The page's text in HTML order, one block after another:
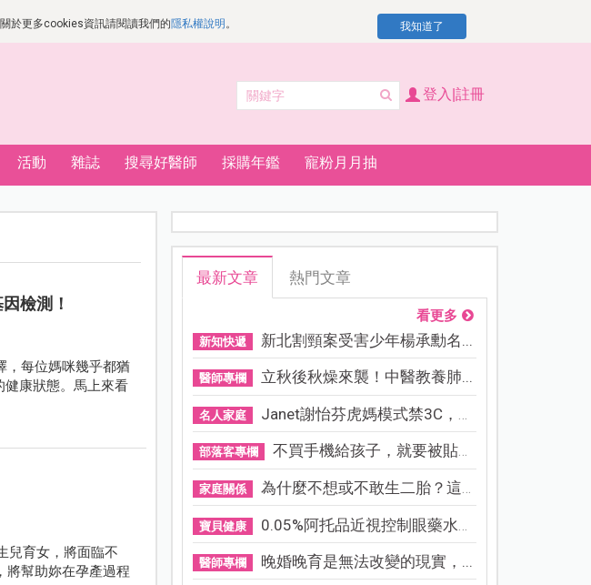
於更多cookies資訊請閱讀我們的隱私權說明 。 我知道了
登入|註冊
活動 雜誌 搜尋好醫師 採購年鑑 寵粉月月抽
檢測！
，每位媽咪幾乎都猶
康狀態。馬上來看
兒育女，將面臨不
將幫助妳在孕產過程
最新文章 熱門文章
看更多
新知快遞 新北割頸案受害少年楊承勳名...
醫師專欄 立秋後秋燥來襲！中醫教養肺...
名人家庭 Janet謝怡芬虎媽模式禁3C，看...
部落客專欄 不買手機給孩子，就要被貼「...
家庭關係 為什麼不想或不敢生二胎？這8...
寶貝健康 0.05%阿托品近視控制眼藥水納...
醫師專欄 晚婚晚育是無法改變的現實，...